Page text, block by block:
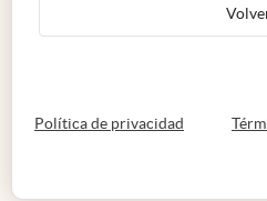
Política de privacidad abre en